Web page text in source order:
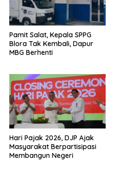
Pamit Salat, Kepala SPPG
Blora Tak Kembali, Dapur
MBG Berhenti
Hari Pajak 2026, DJP Ajak
Masyarakat Berpartisipasi
Membangun Negeri